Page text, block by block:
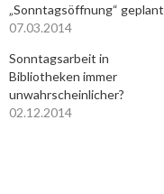
„Sonntagsöffnung“ geplant
07.03.2014
Sonntagsarbeit in
Bibliotheken immer
unwahrscheinlicher?
02.12.2014